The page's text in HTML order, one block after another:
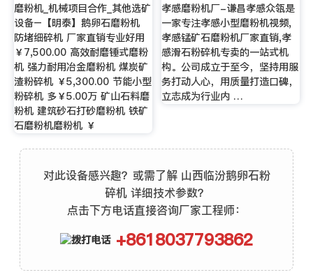
磨粉机_机械项目合作_其他选矿
设备–【明泰】鹅卵石磨粉机
防堵细碎机 厂家直销专业好用
￥7,500.00 高效耐磨锤式磨粉
机 强力耐用冶金磨粉机 煤炭矿
渣粉碎机 ￥5,300.00 节能小型
粉碎机 多￥5.00万 矿山石料磨
粉机 建筑砂石打砂磨粉机 铁矿
石磨粉机磨粉机 ￥
孝感磨粉机厂-谦昌孝感众瓴是
一家专注孝感小型磨粉机视频,
孝感锰矿石磨粉机厂家直销,孝
感滑石粉碎机专卖的一站式机
构。公司成立于至今，坚持用服
务打动人心，用质量打造口碑，
立志成为行业内 …
对此设备感兴趣？或需了解 山西临汾鹅卵石粉
碎机 详细技术参数？
点击下方电话直接咨询厂家工程师：
+8618037793862